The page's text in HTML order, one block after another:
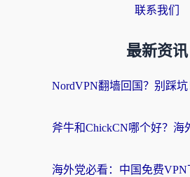
联系我们
最新资讯